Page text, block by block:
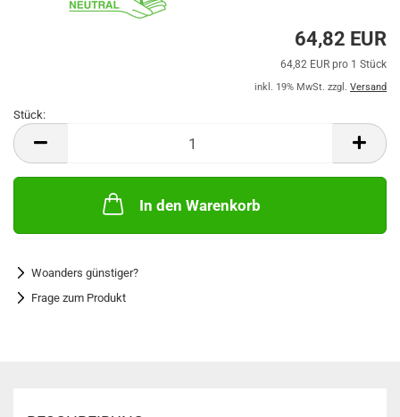
64,82 EUR
64,82 EUR pro 1 Stück
inkl. 19% MwSt. zzgl. Versand
Stück:
Stück
In den Warenkorb
Woanders günstiger?
Frage zum Produkt